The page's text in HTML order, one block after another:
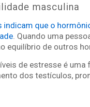
masculina
indicam que o
. Quando uma
equilíbrio de outros
de estresse é
dos testículos,